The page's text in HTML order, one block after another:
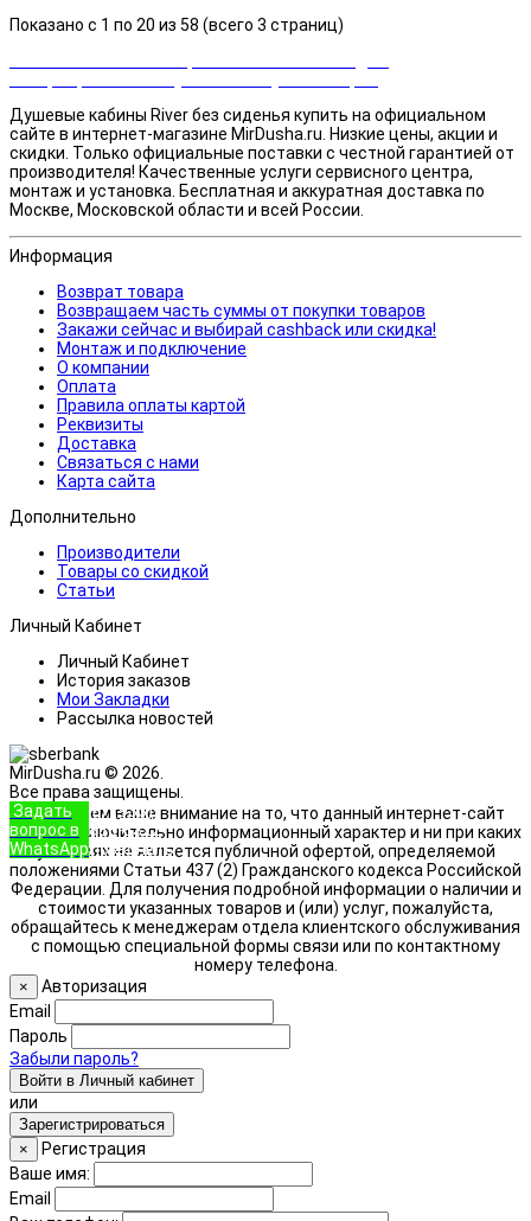
Показано с 1 по 20 из 58 (всего 3 страниц)
Душевые кабины River без сиденья купить на официальном
сайте в интернет-магазине MirDusha.ru. Низкие цены, акции и
скидки. Только официальные поставки c честной гарантией от
производителя! Качественные услуги сервисного центра,
монтаж и установка. Бесплатная и аккуратная доставка по
Москве, Московской области и всей России.
Информация
Возврат товара
Возвращаем часть суммы от покупки товаров
Закажи сейчас и выбирай cashback или скидка!
Монтаж и подключение
О компании
Оплата
Правила оплаты картой
Реквизиты
Доставка
Связаться с нами
Карта сайта
Дополнительно
Производители
Товары со скидкой
Статьи
Личный Кабинет
Личный Кабинет
История заказов
Мои Закладки
Рассылка новостей
MirDusha.ru © 2026.
Все права защищены.
Обращаем ваше внимание на то, что данный интернет-сайт
носит исключительно информационный характер и ни при каких
условиях не является публичной офертой, определяемой
положениями Статьи 437 (2) Гражданского кодекса Российской
Федерации. Для получения подробной информации о наличии и
стоимости указанных товаров и (или) услуг, пожалуйста,
обращайтесь к менеджерам отдела клиентского обслуживания
с помощью специальной формы связи или по контактному
номеру телефона.
Задать
вопрос в
WhatsApp
+7 (933)
888-8322
Позвонить
×
Авторизация
Email
Пароль
Забыли пароль?
Войти в Личный кабинет
или
Зарегистрироваться
×
Регистрация
Ваше имя:
Email